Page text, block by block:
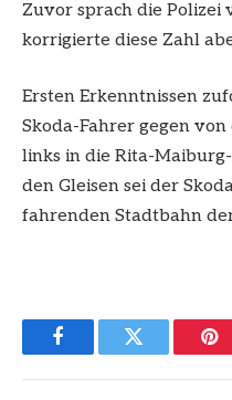
Zuvor sprach die Polizei
korrigierte diese Zahl
Ersten Erkenntnissen
Skoda-Fahrer gegen
links in die Rita-
den Gleisen sei der
fahrenden Stadtbahn
FacebookTwitter